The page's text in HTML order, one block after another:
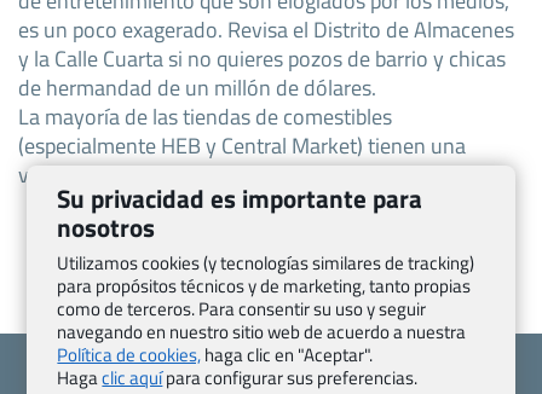
es un poco exagerado. Revisa el Distrito de Almacenes
y la Calle Cuarta si no quieres pozos de barrio y chicas
de hermandad de un millón de dólares.
La mayoría de las tiendas de comestibles
(especialmente HEB y Central Market) tienen una
variedad de cerveza de Texas.
Su privacidad es importante para
nosotros
Utilizamos cookies (y tecnologías similares de tracking)
para propósitos técnicos y de marketing, tanto propias
como de terceros. Para consentir su uso y seguir
navegando en nuestro sitio web de acuerdo a nuestra
Política de cookies,haga clic en "Aceptar".
Hagaclic aquípara configurar sus preferencias.